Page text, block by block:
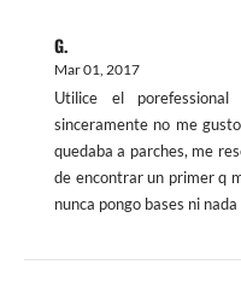
G.
Mar 01, 2017
Utilice el
sinceramente no me
quedaba a parches, me
de encontrar un primer q
nunca pongo bases ni